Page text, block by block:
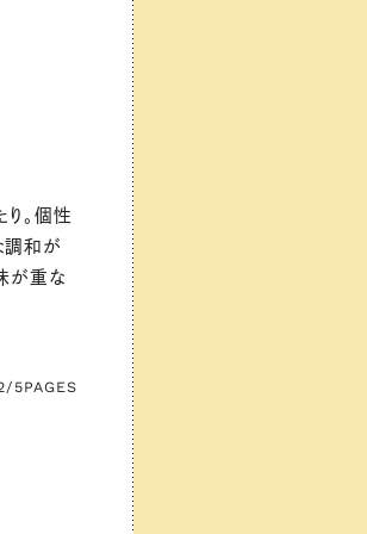
。個性
調和が
が重な
5PAGES